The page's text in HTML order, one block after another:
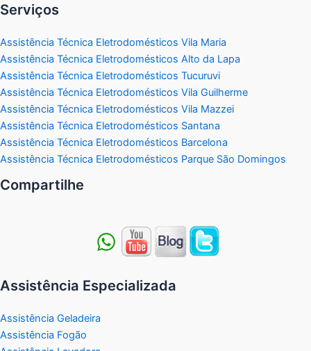
Serviços
Assistência Técnica Eletrodomésticos Vila Maria
Assistência Técnica Eletrodomésticos Alto da Lapa
Assistência Técnica Eletrodomésticos Tucuruvi
Assistência Técnica Eletrodomésticos Vila Guilherme
Assistência Técnica Eletrodomésticos Vila Mazzei
Assistência Técnica Eletrodomésticos Santana
Assistência Técnica Eletrodomésticos Barcelona
Assistência Técnica Eletrodomésticos Parque São Domingos
Compartilhe
Assistência Especializada
Assistência Geladeira
Assistência Fogão